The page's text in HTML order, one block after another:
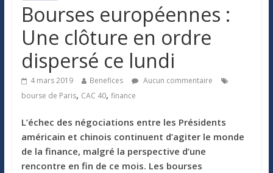
Bourses européennes :
Une clôture en ordre
dispersé ce lundi
4 mars 2019 Benefices
Aucun commentaire
bourse de Paris, CAC 40, finance
L’échec des négociations entre les Présidents
américain et chinois continuent d’agiter le monde
de la finance, malgré la perspective d’une
rencontre en fin de ce mois. Les bourses